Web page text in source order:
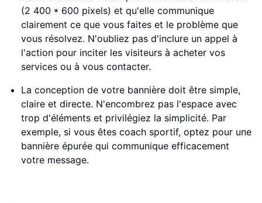
(2 400 * 600 pixels) et qu'elle communique
clairement ce que vous faites et le problème que
vous résolvez. N'oubliez pas d'inclure un appel à
l'action pour inciter les visiteurs à acheter vos
services ou à vous contacter.
La conception de votre bannière doit être simple,
claire et directe. N'encombrez pas l'espace avec
trop d'éléments et privilégiez la simplicité. Par
exemple, si vous êtes coach sportif, optez pour une
bannière épurée qui communique efficacement
votre message.